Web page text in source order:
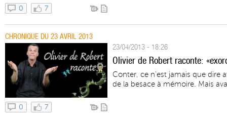
0 7
CHRONIQUE DU 23 AVRIL 2013
0 7
23/04/2013 - 18:26
Olivier de Robert raconte:
Conter, ce n'est jamais que dire
de la besace à mémoire. Mais